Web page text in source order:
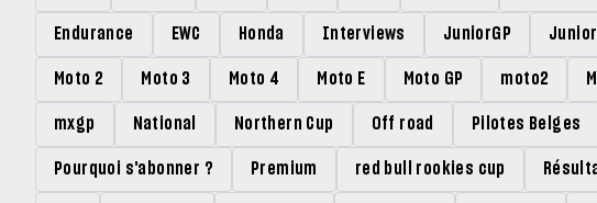
Endurance EWC Honda Interviews JuniorGP
Moto 2 Moto 3 Moto 4 Moto E Moto GP moto2
mxgp National Northern Cup Off road Pilotes Belges
Pourquoi s'abonner ? Premium red bull rookies cup